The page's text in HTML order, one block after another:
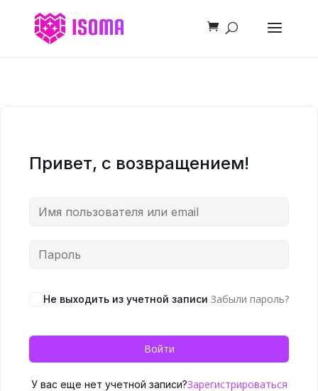
Привет, с возвращением!
Не выходить из учетной записи Забыли пароль?
Войти
У вас еще нет учетной записи?Зарегистрироваться